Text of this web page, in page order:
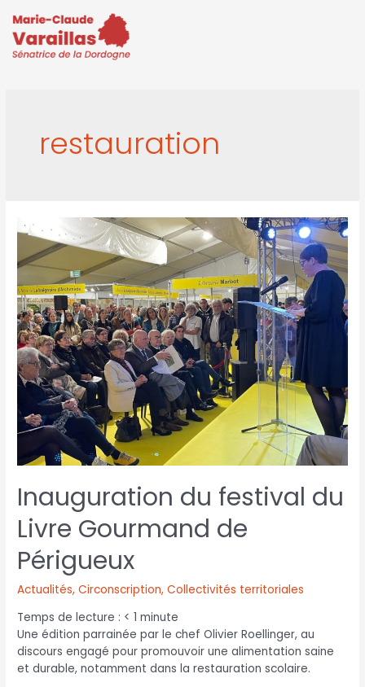
restauration
Inauguration du festival du
Livre Gourmand de
Périgueux
Actualités,Circonscription,Collectivités territoriales
Temps de lecture : < 1 minute
Une édition parrainée par le chef Olivier Roellinger, au
discours engagé pour promouvoir une alimentation saine
et durable, notamment dans la restauration scolaire.